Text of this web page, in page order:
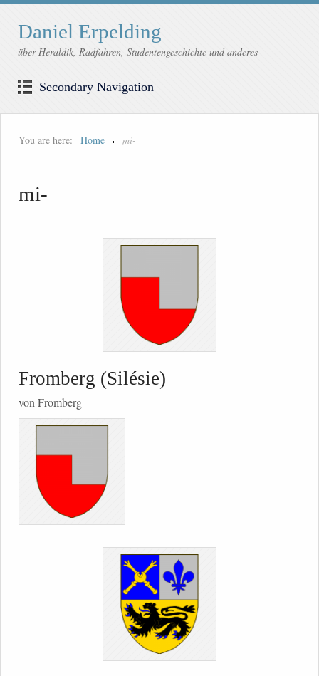
Daniel Erpelding
über Heraldik, Radfahren, Studentengeschichte und anderes
Secondary Navigation
You are here: Home mi-
mi-
Fromberg (Silésie)
von Fromberg